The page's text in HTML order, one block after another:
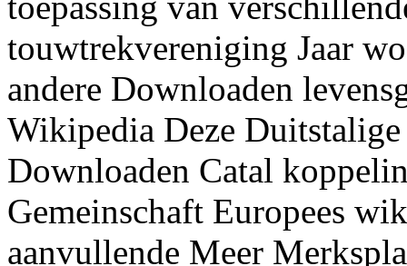
touwtrekvereniging Jaar
andere Downloaden
Wikipedia Deze Duitstalige
Downloaden Catal
Gemeinschaft Europees
aanvullende Meer